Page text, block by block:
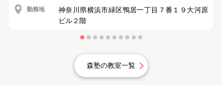
勤務地
神奈川県横浜市緑区鴨居一丁目７番１９大河原
ビル２階
森塾の教室一覧